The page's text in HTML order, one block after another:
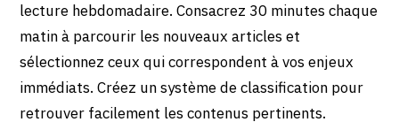
lecture hebdomadaire. Consacrez 30 minutes chaque
matin à parcourir les nouveaux articles et
sélectionnez ceux qui correspondent à vos enjeux
immédiats. Créez un système de classification pour
retrouver facilement les contenus pertinents.